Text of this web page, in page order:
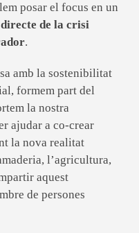
posar el focus en un
de la crisi
.
amb la sostenibilitat
formem part del
la nostra
ajudar a co-crear
la nova realitat
l’agricultura,
aquest
de persones